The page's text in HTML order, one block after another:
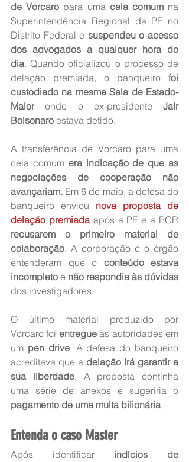
de Vorcaro para uma cela comum na
Superintendência Regional da PF no
Distrito Federal e suspendeu o acesso
dos advogados a qualquer hora do
dia. Quando oficializou o processo de
delação premiada, o banqueiro foi
custodiado na mesma Sala de Estado-
Maior onde o ex-presidente Jair
Bolsonaro estava detido.
A transferência de Vorcaro para uma
cela comum era indicação de que as
negociações de cooperação não
avançariam. Em 6 de maio, a defesa do
banqueiro enviou nova proposta de
delação premiada
recusarem o primeiro material de
colaboração. A corporação e o órgão
entenderam que o conteúdo estava
incompleto e não respondia às dúvidas
dos investigadores.
O último material produzido por
Vorcaro foi entregue às autoridades em
um pen drive. A defesa do banqueiro
acreditava que a delação irá garantir a
sua liberdade. A proposta continha
pagamento de uma multa bilionária.
Entenda o caso Master
Após identificar indícios de